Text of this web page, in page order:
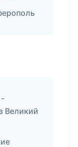
-
Великий